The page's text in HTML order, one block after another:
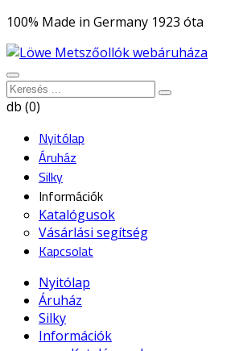
100% Made in Germany 1923 óta
db (0)
Nyitólap
Áruház
Silky
Információk
Katalógusok
Vásárlási segítség
Kapcsolat
Nyitólap
Áruház
Silky
Információk